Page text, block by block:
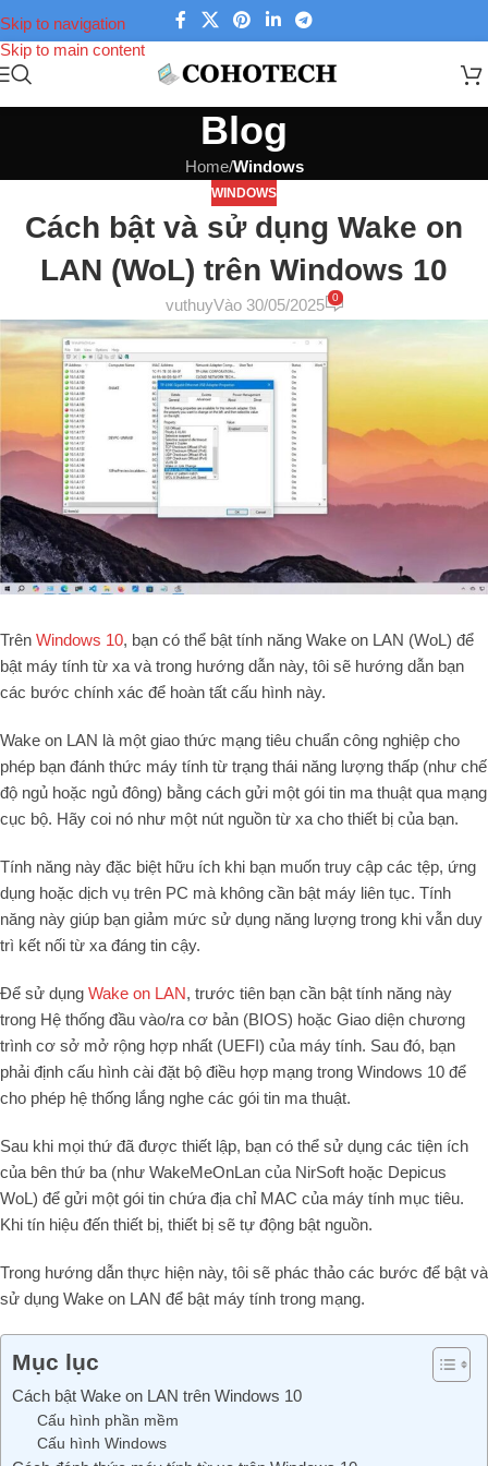
Skip to navigation
Skip to main content
Blog
Home/Windows
WINDOWS
Cách bật và sử dụng Wake on
LAN (WoL) trên Windows 10
vuthuyVào 30/05/2025 0
Trên Windows 10, bạn có thể bật tính năng Wake on LAN (WoL) để
bật máy tính từ xa và trong hướng dẫn này, tôi sẽ hướng dẫn bạn
các bước chính xác để hoàn tất cấu hình này.
Wake on LAN là một giao thức mạng tiêu chuẩn công nghiệp cho
phép bạn đánh thức máy tính từ trạng thái năng lượng thấp (như chế
độ ngủ hoặc ngủ đông) bằng cách gửi một gói tin ma thuật qua mạng
cục bộ. Hãy coi nó như một nút nguồn từ xa cho thiết bị của bạn.
Tính năng này đặc biệt hữu ích khi bạn muốn truy cập các tệp, ứng
dụng hoặc dịch vụ trên PC mà không cần bật máy liên tục. Tính
năng này giúp bạn giảm mức sử dụng năng lượng trong khi vẫn duy
trì kết nối từ xa đáng tin cậy.
Để sử dụng Wake on LAN, trước tiên bạn cần bật tính năng này
trong Hệ thống đầu vào/ra cơ bản (BIOS) hoặc Giao diện chương
trình cơ sở mở rộng hợp nhất (UEFI) của máy tính. Sau đó, bạn
phải định cấu hình cài đặt bộ điều hợp mạng trong Windows 10 để
cho phép hệ thống lắng nghe các gói tin ma thuật.
Sau khi mọi thứ đã được thiết lập, bạn có thể sử dụng các tiện ích
của bên thứ ba (như WakeMeOnLan của NirSoft hoặc Depicus
WoL) để gửi một gói tin chứa địa chỉ MAC của máy tính mục tiêu.
Khi tín hiệu đến thiết bị, thiết bị sẽ tự động bật nguồn.
Trong hướng dẫn thực hiện này, tôi sẽ phác thảo các bước để bật và
sử dụng Wake on LAN để bật máy tính trong mạng.
Mục lục
Cách bật Wake on LAN trên Windows 10
Cấu hình phần mềm
Cấu hình Windows